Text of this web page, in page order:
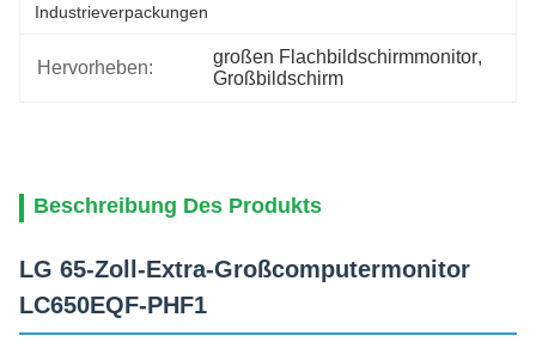
Industrieverpackungen
Hervorheben:
großen Flachbildschirmmonitor,
Großbildschirm
Beschreibung Des Produkts
LG 65-Zoll-Extra-Großcomputermonitor
LC650EQF-PHF1